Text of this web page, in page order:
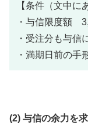
【条件（文中に
・与信限度額
・受注分も与信
・満期日前の手
(2) 与信の余力を